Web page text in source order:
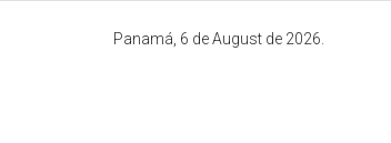
Panamá, 6 de August de 2026.